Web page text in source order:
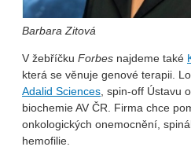
Barbara Zitová
V žebříčku Forbes najdeme také
která se věnuje genové terapii.
Adalid Sciences , spin-off Ústavu
biochemie AV ČR. Firma chce
onkologických onemocnění,
hemofilie.